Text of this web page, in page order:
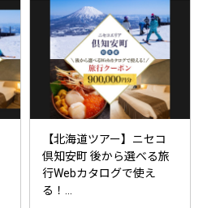
【北海道ツアー】ニセコ
倶知安町 後から選べる旅
行Webカタログで使え
る！...